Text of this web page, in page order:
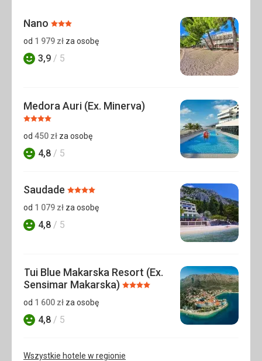
Nano Ocena:
3/5
od 1 979 zł za osobę
Ocena
3,9 / 5
Medora Auri (Ex. Minerva)
Ocena:
4/5
od 450 zł za osobę
Ocena
4,8 / 5
Saudade Ocena:
4/5
od 1 079 zł za osobę
Ocena
4,8 / 5
Tui Blue Makarska Resort (Ex.
Sensimar Makarska) Ocena:
od 1 600 zł za osobę
Ocena
4,8 / 5
Wszystkie hotele w regionie